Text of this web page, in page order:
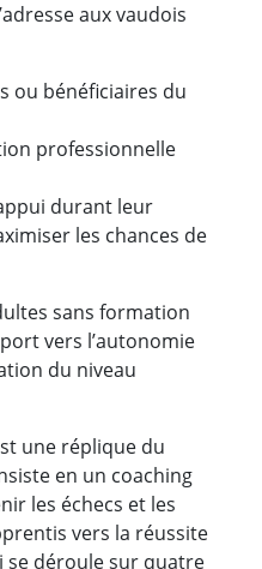
aux vaudois
ou bénéficiaires du
professionnelle
durant leur
les chances de
sans formation
vers l’autonomie
du niveau
une réplique du
en un coaching
les échecs et les
vers la réussite
se déroule sur quatre